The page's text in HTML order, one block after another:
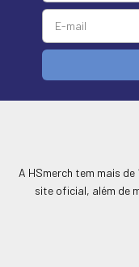
A HSmerch tem mais
site oficial, além de